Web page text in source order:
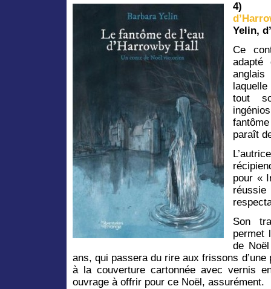
4)
Yelin,
Ce
adapté
anglais
tout
paraît
pour «
Son
permet
de
ans, qui passera du rire aux frissons d’une
à la couverture cartonnée avec vernis
ouvrage à offrir pour ce Noël, assurément.